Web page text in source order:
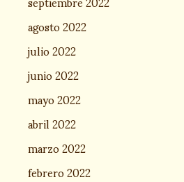
agosto 2022
julio 2022
junio 2022
mayo 2022
abril 2022
marzo 2022
febrero 2022